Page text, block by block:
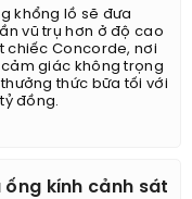
khổng lồ sẽ đưa
vũ trụ hơn ở độ cao
chiếc Concorde, nơi
giác không trọng
thức bữa tối với
đồng.
kính cảnh sát